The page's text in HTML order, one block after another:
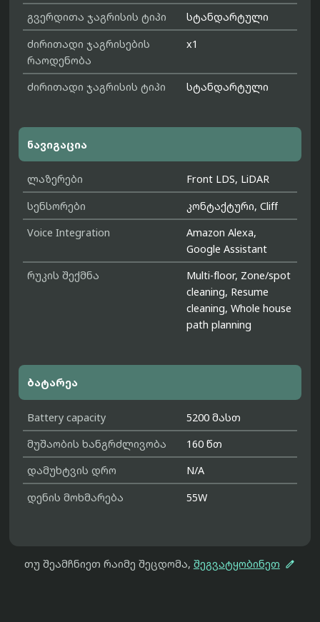
გვერდითა ჯაგრისის ტიპი
სტანდარტული
ძირითადი ჯაგრისების
რაოდენობა
x1
ძირითადი ჯაგრისის ტიპი სტანდარტული
ნავიგაცია
ლაზერები
Front LDS, LiDAR
სენსორები
კონტაქტური, Cliff
Voice Integration
Amazon Alexa,
Google Assistant
რუკის შექმნა
Multi-floor, Zone/spot
cleaning, Resume
cleaning, Whole house
path planning
ბატარეა
Battery capacity
5200 მასთ
მუშაობის ხანგრძლივობა
160 წთ
დამუხტვის დრო
N/A
დენის მოხმარება
55W
თუ შეამჩნიეთ რაიმე შეცდომა, შეგვატყობინეთ 